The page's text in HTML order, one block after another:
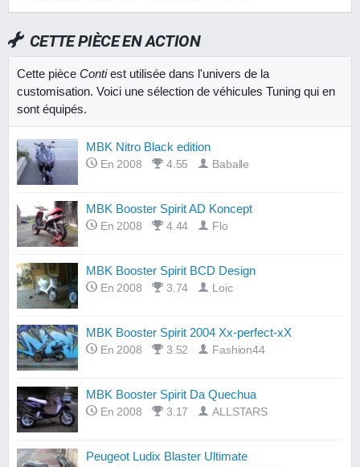
CETTE PIÈCE EN ACTION
Cette pièce Contiest utilisée dans l'univers de la
customisation. Voici une sélection de véhicules Tuning qui en
sont équipés.
MBK Nitro Black edition
En 2008 4.55 Baballe
MBK Booster Spirit AD Koncept
En 2008 4.44 Flo
MBK Booster Spirit BCD Design
En 2008 3.74 Loic
MBK Booster Spirit 2004 Xx-perfect-xX
En 2008 3.52 Fashion44
MBK Booster Spirit Da Quechua
En 2008 3.17 ALLSTARS
Peugeot Ludix Blaster Ultimate